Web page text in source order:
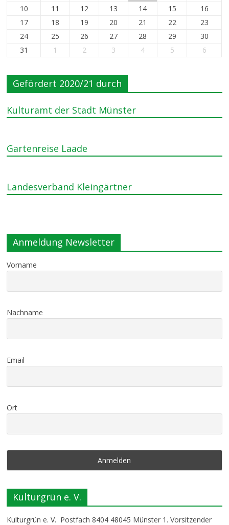
10
11 12 13 14 15
16
17
18 19 20 21 22
23
24
25 26 27 28 29
30
31
1 2 3 4 5 6
Gefördert 2020/21 durch
Kulturamt der Stadt Münster
Gartenreise Laade
Landesverband Kleingärtner
Anmeldung Newsletter
Vorname
Nachname
Email
Ort
Kulturgrün e. V.
Kulturgrün e. V. Postfach 8404 48045 Münster 1. Vorsitzender